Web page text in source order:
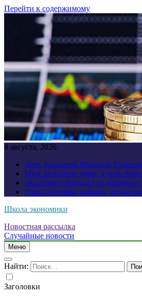
Перейти к содержимому
8 августа, 2026
День рождения Михаила
Муж загадочно умер, а дочь
«Картинно выпадал из
Дочь Сэндлера заявила, что
Школа экономики
Новостная рассылка
Случайные новости
Меню
Найти:
Заголовки